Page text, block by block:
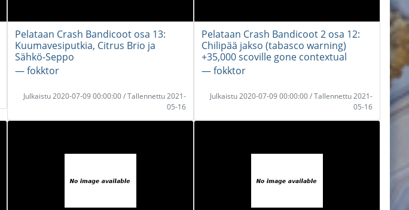
Pelataan Crash Bandicoot osa 13:
Kuumavesiputkia, Citrus Brio ja
Sähkö-Seppo
― fokktor
Julkaistu 2020-07-09 00:00:00 / Tallennettu 2021-
05-16
Pelataan Crash Bandicoot 2 osa 12:
Chilipää jakso (tabasco warning)
+35,000 scoville gone contextual
― fokktor
Julkaistu 2020-07-09 00:00:00 / Tallennettu 2021-
05-16